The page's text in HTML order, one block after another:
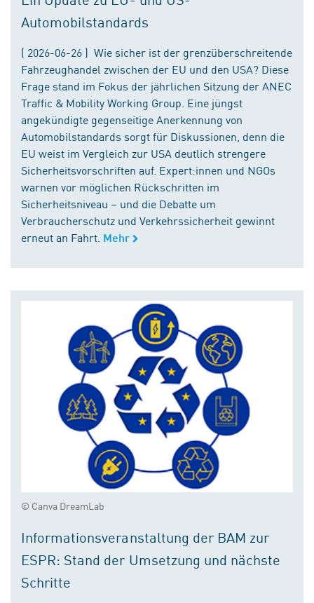
Automobilstandards
( 2026-06-26 ) Wie sicher ist der grenzüberschreitende
Fahrzeughandel zwischen der EU und den USA? Diese
Frage stand im Fokus der jährlichen Sitzung der ANEC
Traffic & Mobility Working Group. Eine jüngst
angekündigte gegenseitige Anerkennung von
Automobilstandards sorgt für Diskussionen, denn die
EU weist im Vergleich zur USA deutlich strengere
Sicherheitsvorschriften auf. Expert:innen und NGOs
warnen vor möglichen Rückschritten im
Sicherheitsniveau – und die Debatte um
Verbraucherschutz und Verkehrssicherheit gewinnt
erneut an Fahrt. Mehr
© Canva DreamLab
Informationsveranstaltung der BAM zur
ESPR: Stand der Umsetzung und nächste
Schritte